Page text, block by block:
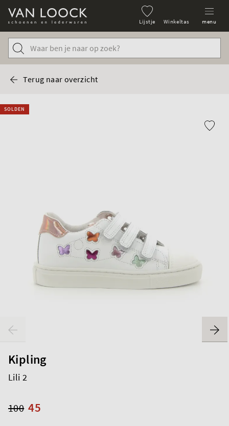
Lijstje Winkeltas menu
Terug naar overzicht
SOLDEN
Kipling
Lili 2
45
100